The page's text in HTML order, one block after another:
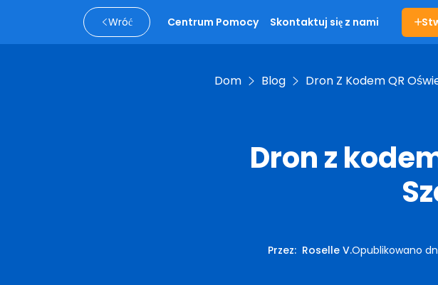
Wróć Centrum Pomocy Skontaktuj się z nami
Dom Blog Dron Z Kodem QR
Dron z
Przez: Roselle V.Opublikowano